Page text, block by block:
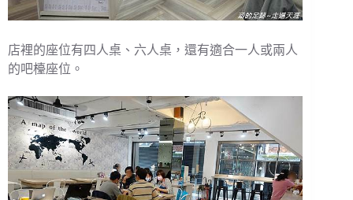
店裡的座位有四人桌、六人桌，還有適合一人或兩人
的吧檯座位。